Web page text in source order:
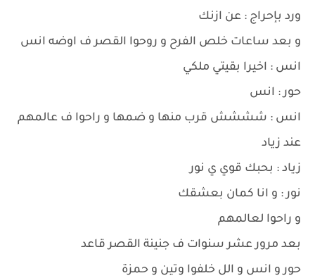
ورد بإحراج : عن ازنك
و بعد ساعات خلص الفرح و روحوا القصر ف اوضه انس
انس : اخيرا بقيتي ملكي
حور : انس
انس : شششش قرب منها و ضمها و راحوا ف عالمهم
عند زياد
زياد : بحبك قوي ي نور
نور : و انا كمان بعشقك
و راحوا لعالمهم
بعد مرور عشر سنوات ف جنينة القصر قاعد
حور و انس و الل خلفوا وتين و حمزة